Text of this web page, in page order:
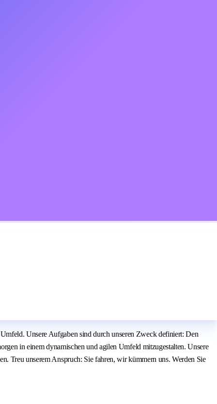
Unsere Aufgaben sind durch unseren Zweck definiert: Den
in einem dynamischen und agilen Umfeld mitzugestalten. Unsere
Treu unserem Anspruch: Sie fahren, wir kümmern uns. Werden Sie